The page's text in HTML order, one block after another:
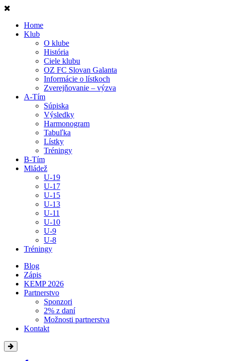
Home
Klub
O klube
História
Ciele klubu
OZ FC Slovan Galanta
Informácie o lístkoch
Zverejňovanie – výzva
A-Tím
Súpiska
Výsledky
Harmonogram
Tabuľka
Lístky
Tréningy
B-Tím
Mládež
U-19
U-17
U-15
U-13
U-11
U-10
U-9
U-8
Tréningy
Blog
Zápis
KEMP 2026
Partnerstvo
Sponzori
2% z daní
Možnosti partnerstva
Kontakt